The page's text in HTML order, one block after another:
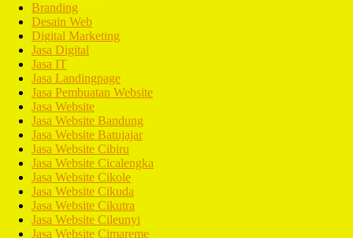
Branding
Desain Web
Digital Marketing
Jasa Digital
Jasa IT
Jasa Landingpage
Jasa Pembuatan Website
Jasa Website
Jasa Website Bandung
Jasa Website Batujajar
Jasa Website Cibiru
Jasa Website Cicalengka
Jasa Website Cikole
Jasa Website Cikuda
Jasa Website Cikutra
Jasa Website Cileunyi
Jasa Website Cimareme